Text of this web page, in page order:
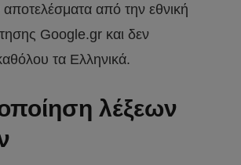
από την εθνική
Google.gr και δεν
τα Ελληνικά.
λέξεων